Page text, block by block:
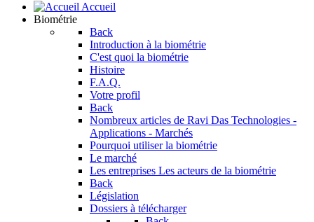
Accueil
Biométrie
Back
Introduction à la biométrie
C'est quoi la biométrie
Histoire
F.A.Q.
Votre profil
Back
Nombreux articles de Ravi Das Technologies -
Applications - Marchés
Pourquoi utiliser la biométrie
Le marché
Les entreprises Les acteurs de la biométrie
Back
Législation
Dossiers à télécharger